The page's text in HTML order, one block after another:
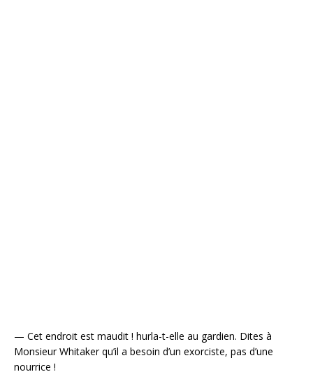
— Cet endroit est maudit ! hurla-t-elle au gardien. Dites à
Monsieur Whitaker qu’il a besoin d’un exorciste, pas d’une
nourrice !